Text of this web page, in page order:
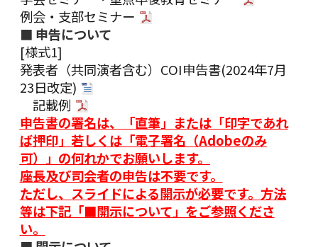
例会・支部セミナー
■ 申告について
[様式1]
発表者（共同演者含む）COI申告書(2024年7月
23日改定)
記載例
申告書の署名は、「直筆」または「印字であれ
ば押印」若しくは「電子署名（Adobeのみ
可）」の何れかでお願いします。
座長及び司会者の申告は不要です。
ただし、スライドによる開示が必要です。方法
等は下記「■開示について」をご参照くださ
い。